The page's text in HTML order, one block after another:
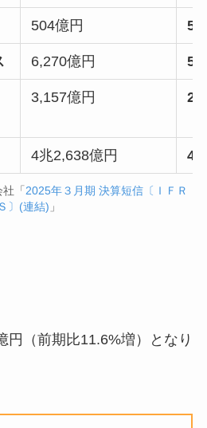
504億円
6,270億円
3,157億円
4兆2,638億円 4
社「2025年３月期 決算短信〔ＩＦＲ
Ｓ〕(連結) 」
円（前期比11.6%増）となり